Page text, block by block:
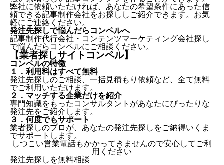
弊社に依頼いただければ、あなたの希望条件にあった信
頼できる記事制作会社をお探ししご紹介できます。お気
軽にご連絡ください。
発注先探しで悩んだらコンペルへ
記事制作代行会社・コンテンツマーケティング会社探し
で悩んだらコンペルにご相談ください。
【業者探しサイトコンペル】
コンペルの特徴
１．利用料はすべて無料
発注先探しのご相談、一括見積もり依頼など、全て無料
でご利用いただけます。
２．マッチする企業だけを紹介
専門知識をもったコンサルタントがあなたにぴったりな
発注先をご紹介します。
３．何度でもサポート
業者探しのプロが、あなたの発注先探しをご納得いくま
でサポートします。
しつこい営業電話もかかってきませんので安心してご利
用ください
発注先探しを無料相談